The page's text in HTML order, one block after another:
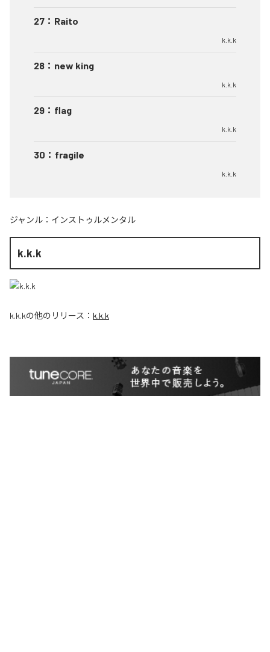
27 ： Raito
k.k.k
28 ： new king
k.k.k
29 ： flag
k.k.k
30 ： fragile
k.k.k
ジャンル： インストゥルメンタル
k.k.k
k.k.kの他のリリース： k.k.k